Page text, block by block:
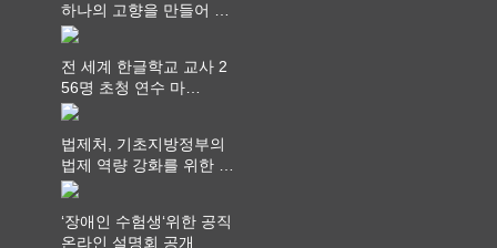
하나의 고향을 만들어 가
다
전 세계 한글학교 교사 2
56명 초청 연수 마
쳐...“수업은 더 깊게, 교
법제처, 기초지방정부의
법제 역량 강화를 위한 전
라권 현장설명회 개최
‘장애인 수험생‘위한 공직
온라인 설명회 공개